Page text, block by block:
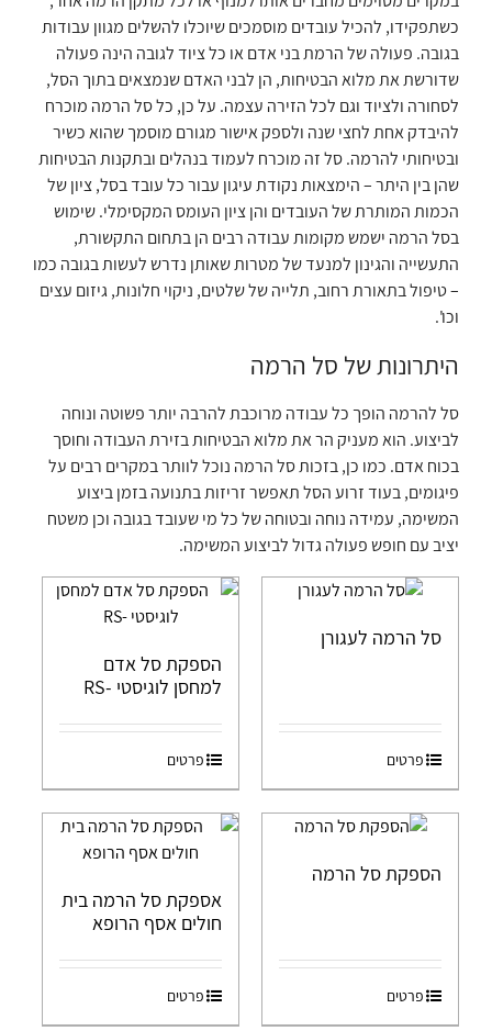
כשתפקידו, להכיל עובדים מוסמכים שיוכלו להשלים מגוון עבודות
בגובה. פעולה של הרמת בני אדם או כל ציוד לגובה הינה פעולה
שדורשת את מלוא הבטיחות, הן לבני האדם שנמצאים בתוך הסל,
לסחורה ולציוד וגם לכל הזירה עצמה. על כן, כל סל הרמה מוכרח
להיבדק אחת לחצי שנה ולספק אישור מגורם מוסמך שהוא כשיר
ובטיחותי להרמה. סל זה מוכרח לעמוד בנהלים ובתקנות הבטיחות
שהן בין היתר – הימצאות נקודת עיגון עבור כל עובד בסל, ציון של
הכמות המותרת של העובדים והן ציון העומס המקסימלי. שימוש
בסל הרמה ישמש מקומות עבודה רבים הן בתחום התקשורת,
התעשייה והגינון למנעד של מטרות שאותן נדרש לעשות בגובה כמו
– טיפול בתאורת רחוב, תלייה של שלטים, ניקוי חלונות, גיזום עצים
וכו'.
היתרונות של סל הרמה
סל להרמה הופך כל עבודה מרוכבת להרבה יותר פשוטה ונוחה
לביצוע. הוא מעניק הר את מלוא הבטיחות בזירת העבודה וחוסך
בכוח אדם. כמו כן, בזכות סל הרמה נוכל לוותר במקרים רבים על
פיגומים, בעוד זרוע הסל תאפשר זריזות בתנועה בזמן ביצוע
המשימה, עמידה נוחה ובטוחה של כל מי שעובד בגובה וכן משטח
יציב עם חופש פעולה גדול לביצוע המשימה.
סל הרמה לעגורן
פרטים
הספקת סל אדם
למחסן לוגיסטי -RS
פרטים
הספקת סל הרמה
פרטים
אספקת סל הרמה בית
חולים אסף הרופא
פרטים